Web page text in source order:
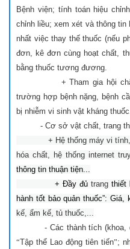
Bệnh viện; tính toán hiệu
chỉnh liều; xem xét và thông tin
nhất việc thay thế thuốc (nếu
đơn, kê đơn cùng hoạt chất,
bằng thuốc tương đương.
+ Tham gia hội chẩn
trường hợp bệnh nặng, bệnh
bị nhiễm vi sinh vật kháng thuốc.
- Cơ sở vật chất, trang
+ Hệ thống máy vi tính,
hóa chất, hệ thống internet
thông tin thuận tiện...
+ Đầy đủtrang thiết
hành tốt bảo quản thuốc”: Giá,
kế, ẩm kế, tủ thuốc,...
- Các thành tích (khoa, cá
“Tập thể Lao động tiên tiến”;